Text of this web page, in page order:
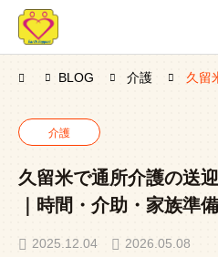
BLOG 介護 久留
介護
久留米で通所介護の送
｜時間・介助・家族準備
2025.12.04 2026.05.08